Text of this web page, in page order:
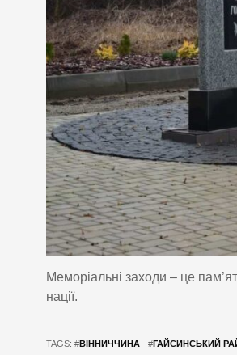
Меморіальні заходи – це
нації.
TAGS: #ВІННИЧЧИНА #ГАЙСИНСЬКИЙ